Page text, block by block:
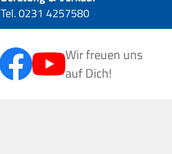
Tel.0231 4257580
Wir freuen uns
auf Dich!